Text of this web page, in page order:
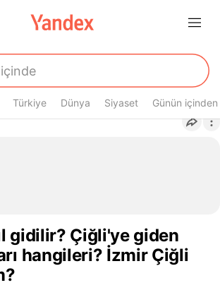
Türkiye Dünya Siyaset Günün içinden
gidilir? Çiğli'ye giden
hangileri? İzmir Çiğli